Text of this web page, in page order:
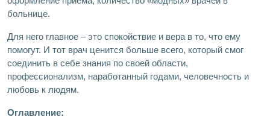
больнице.
Для него главное – это спокойствие и вера в то, что ему
помогут. И тот врач ценится больше всего, который смог
соединить в себе знания по своей области,
профессионализм, наработанный годами, человечность и
любовь к людям.
Оглавление: